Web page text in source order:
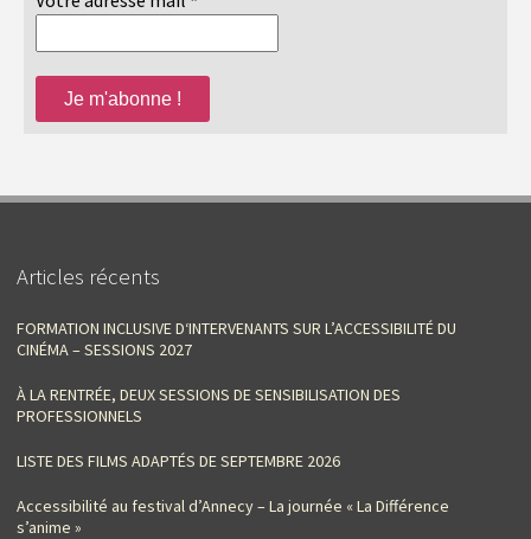
Articles récents
FORMATION INCLUSIVE D‘INTERVENANTS SUR L’ACCESSIBILITÉ DU
CINÉMA – SESSIONS 2027
À LA RENTRÉE, DEUX SESSIONS DE SENSIBILISATION DES
PROFESSIONNELS
LISTE DES FILMS ADAPTÉS DE SEPTEMBRE 2026
Accessibilité au festival d’Annecy – La journée « La Différence
s’anime »